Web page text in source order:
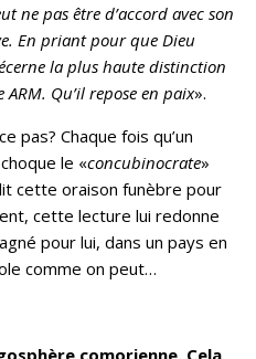
ne pas être d’accord avec son
En priant pour que Dieu
la plus haute distinction
Qu’il repose en paix».
pas? Chaque fois qu’un
le «concubinocrate»
cette oraison funèbre pour
cette lecture lui redonne
pour lui, dans un pays en
comme on peut…